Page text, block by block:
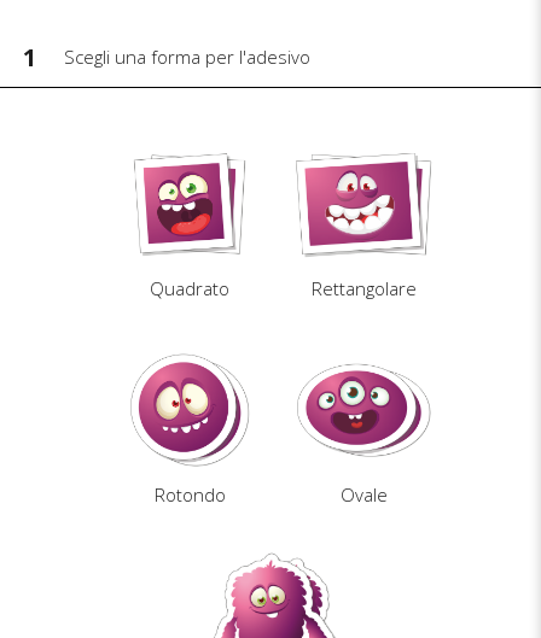
1 Scegli una forma per l'adesivo
Quadrato Rettangolare
Rotondo Ovale